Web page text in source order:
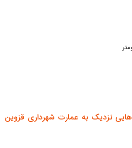
چه رستوران‌ها و غذاخوری‌‎هایی نزدیک به عمارت شهرداری قزوین